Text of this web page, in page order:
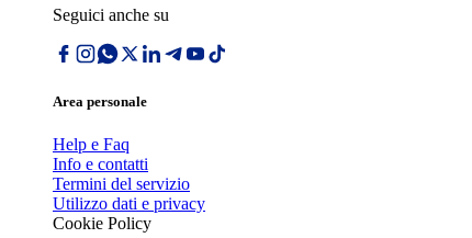
Seguici anche su
Area personale
Help e Faq
Info e contatti
Termini del servizio
Utilizzo dati e privacy
Cookie Policy